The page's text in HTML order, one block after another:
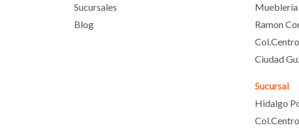
Sucursales
Blog
Ramon
Col.Centro
Ciudad
Sucursal
Hidalgo
Col.Centro